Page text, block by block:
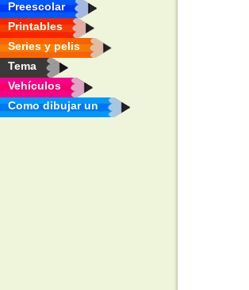
Preescolar
Printables
Series y pelis
Tema
Vehículos
Como dibujar un